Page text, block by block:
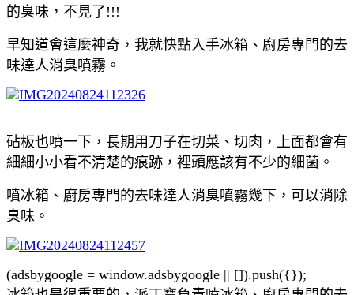
的臭味，不見了!!!
早知道會這麼神奇，我就快點入手冰箱、廚房專門的去
味達人消臭噴霧。
砧板也噴一下，長期用刀子在切菜、切肉，上面都會有
細細小小看不清楚的痕跡，裡頭應該有不少的細菌。
噴冰箱、廚房專門的去味達人消臭噴霧幾下，可以消除
臭味。
(adsbygoogle = window.adsbygoogle || []).push({});